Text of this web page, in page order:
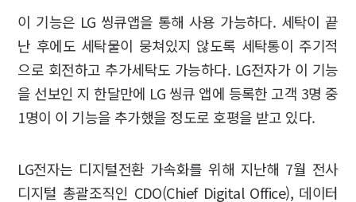
이 기능은 LG 씽큐앱을 통해 사용 가능하다. 세탁이 끝
난 후에도 세탁물이 뭉쳐있지 않도록 세탁통이 주기적
으로 회전하고 추가세탁도 가능하다. LG전자가 이 기능
을 선보인 지 한달만에 LG 씽큐 앱에 등록한 고객 3명 중
1명이 이 기능을 추가했을 정도로 호평을 받고 있다.
LG전자는 디지털전환 가속화를 위해 지난해 7월 전사
디지털 총괄조직인 CDO(Chief Digital Office), 데이터